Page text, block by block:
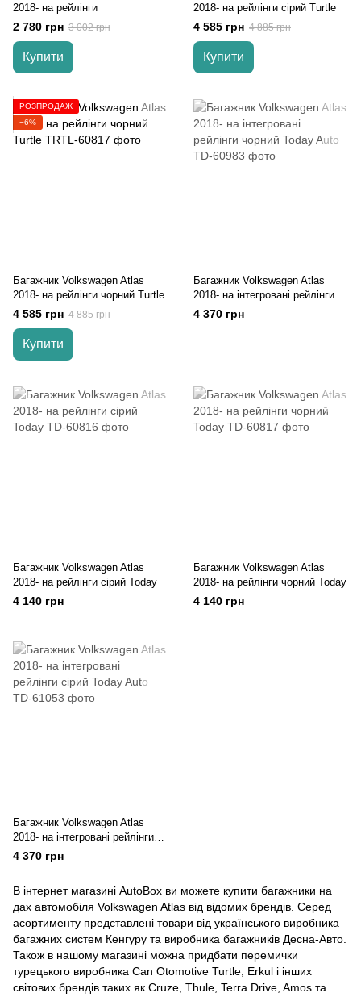
2018- на рейлінги
2 780 грн 3 002 грн
Купити
2018- на рейлінги cірий Turtle
4 585 грн 4 885 грн
Купити
РОЗПРОДАЖ
−6%
Багажник Volkswagen Atlas
2018- на рейлінги чорний Turtle
4 585 грн 4 885 грн
Купити
Багажник Volkswagen Atlas
2018- на інтегровані рейлінги
чорний Today Auto
4 370 грн
Багажник Volkswagen Atlas
2018- на рейлінги сірий Today
4 140 грн
Багажник Volkswagen Atlas
2018- на рейлінги чорний Today
4 140 грн
Багажник Volkswagen Atlas
2018- на інтегровані рейлінги
сірий Today Auto
4 370 грн
В інтернет магазині AutoBox ви можете купити багажники на
дах автомобіля Volkswagen Atlas від відомих брендів. Серед
асортименту представлені товари від українського виробника
багажних систем Кенгуру та виробника багажників Десна-Авто.
Також в нашому магазині можна придбати перемички
турецького виробника Can Otomotive Turtle, Erkul і інших
світових брендів таких як Cruze, Thule, Terra Drive, Amos та